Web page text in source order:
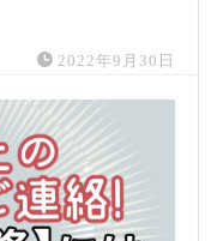
2022年9月30日